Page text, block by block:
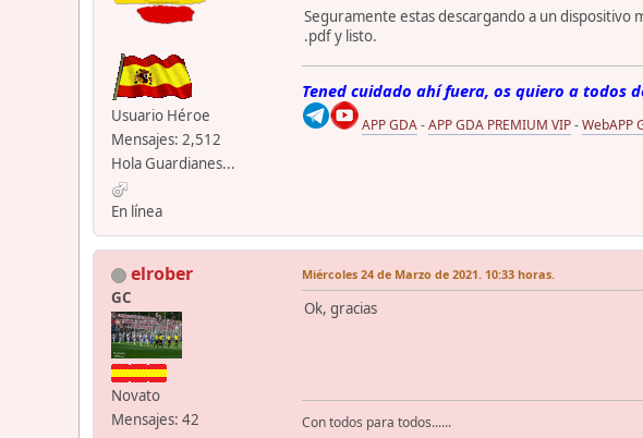
Usuario Héroe
Mensajes: 2,512
Hola Guardianes...
En línea
Seguramente estas descargando a un dispositivo
.pdf y listo.
Tened cuidado ahí fuera, os quiero a todos
APP GDA-APP GDA PREMIUM VIP-WebAPP
elrober
GC
Novato
Mensajes: 42
Miércoles 24 de Marzo de 2021. 10:33 horas.
Ok, gracias
Con todos para todos......